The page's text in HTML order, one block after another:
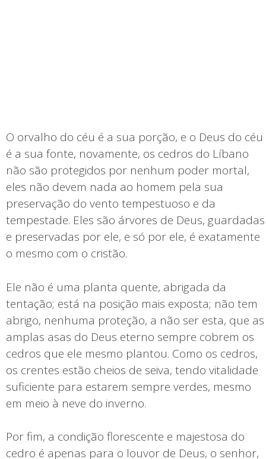
O orvalho do céu é a sua porção, e o Deus do céu
é a sua fonte, novamente, os cedros do Líbano
não são protegidos por nenhum poder mortal,
eles não devem nada ao homem pela sua
preservação do vento tempestuoso e da
tempestade. Eles são árvores de Deus, guardadas
e preservadas por ele, e só por ele, é exatamente
o mesmo com o cristão.
Ele não é uma planta quente, abrigada da
tentação; está na posição mais exposta; não tem
abrigo, nenhuma proteção, a não ser esta, que as
amplas asas do Deus eterno sempre cobrem os
cedros que ele mesmo plantou. Como os cedros,
os crentes estão cheios de seiva, tendo vitalidade
suficiente para estarem sempre verdes, mesmo
em meio à neve do inverno.
Por fim, a condição florescente e majestosa do
cedro é apenas para o louvor de Deus, o senhor,